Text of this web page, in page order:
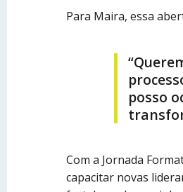
Para Maira, essa
posso
Com a Jornada
capacitar novas